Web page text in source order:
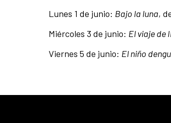
Lunes 1 de junio: Bajo la luna,
Miércoles 3 de junio: El viaje de
Viernes 5 de junio: El niño